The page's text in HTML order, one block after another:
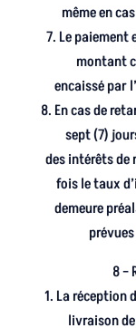
même en
7. Le paiement
montant
encaissé par
8. En cas de
sept (7)
des intérêts de
fois le taux
demeure
8 –
1. La réception
livraison